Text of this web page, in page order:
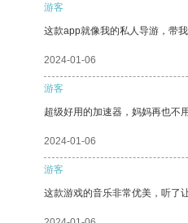
游客
这款app就像我的私人导游，带
2024-01-06
游客
超级好用的加速器，妈妈再也不
2024-01-06
游客
这款游戏的音乐非常优美，听了